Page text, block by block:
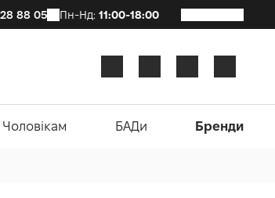
88 05 Пн-Нд: 11:00-18:00
Чоловікам БАДи Бренди